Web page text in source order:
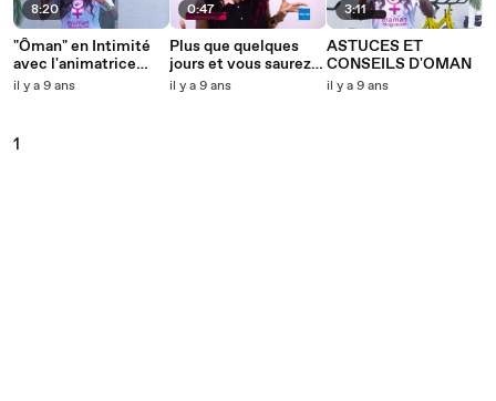
8:20
"Ôman" en Intimité
avec l'animatrice
Nessy Ndri
il y a 9 ans
0:47
Plus que quelques
jours et vous saurez
tout sur notre maman
il y a 9 ans
3:11
ASTUCES ET
CONSEILS D'OMAN
il y a 9 ans
1